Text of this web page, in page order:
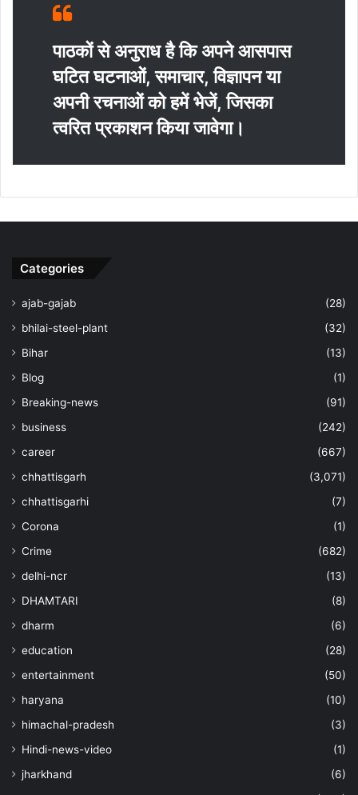
पाठकों से अनुराध है कि अपने आसपास
घटित घटनाओं, समाचार, विज्ञापन या
अपनी रचनाओं को हमें भेजें, जिसका
त्‍वरित प्रकाशन किया जावेगा।
Categories
ajab-gajab
(28)
bhilai-steel-plant
(32)
Bihar
(13)
Blog
(1)
Breaking-news
(91)
business
(242)
career
(667)
chhattisgarh
(3,071)
chhattisgarhi
(7)
Corona
(1)
Crime
(682)
delhi-ncr
(13)
DHAMTARI
(8)
dharm
(6)
education
(28)
entertainment
(50)
haryana
(10)
himachal-pradesh
(3)
Hindi-news-video
(1)
jharkhand
(6)